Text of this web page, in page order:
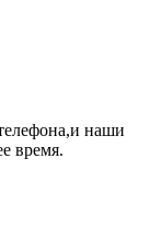
наши
время.